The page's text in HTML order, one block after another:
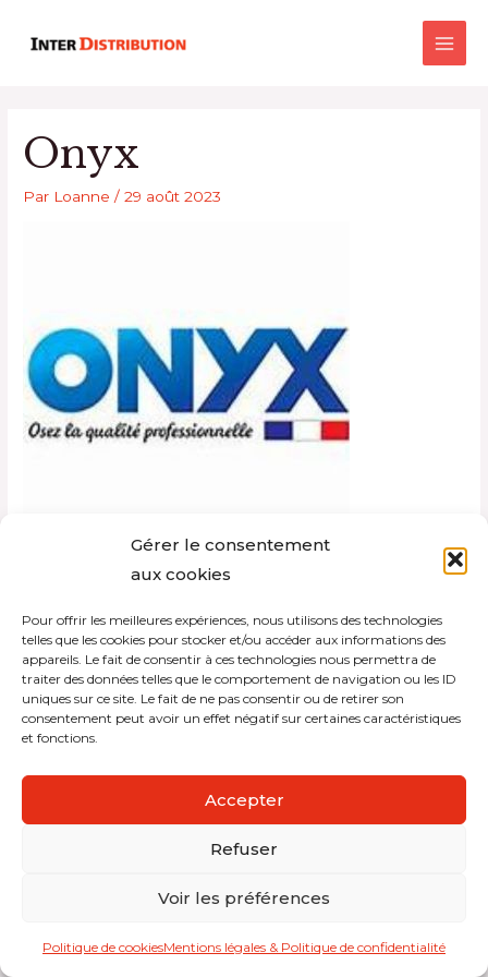
Gérer le consentement
aux cookies
Pour offrir les meilleures expériences, nous utilisons des technologies
telles que les cookies pour stocker et/ou accéder aux informations des
appareils. Le fait de consentir à ces technologies nous permettra de
traiter des données telles que le comportement de navigation ou les ID
uniques sur ce site. Le fait de ne pas consentir ou de retirer son
consentement peut avoir un effet négatif sur certaines caractéristiques
et fonctions.
Accepter
Refuser
Voir les préférences
Politique de cookiesMentions légales & Politique de confidentialité
Main
Onyx
Par Loanne/29 août 2023
Copyright © 2026 Interdistribution
Mentions légales et politique de confidentialité